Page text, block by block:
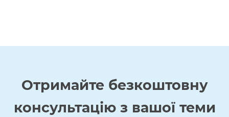
Отримайте безкоштовну
консультацію з вашої теми